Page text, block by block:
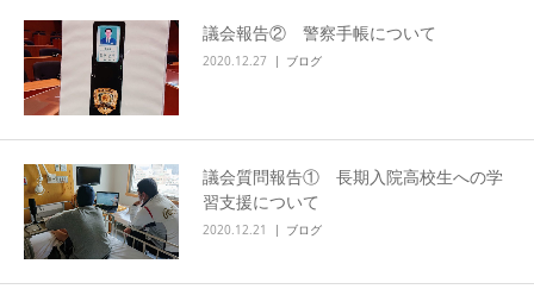
議会報告② 警察手帳について
2020.12.27 ブログ
議会質問報告① 長期入院高校生への学
習支援について
2020.12.21 ブログ